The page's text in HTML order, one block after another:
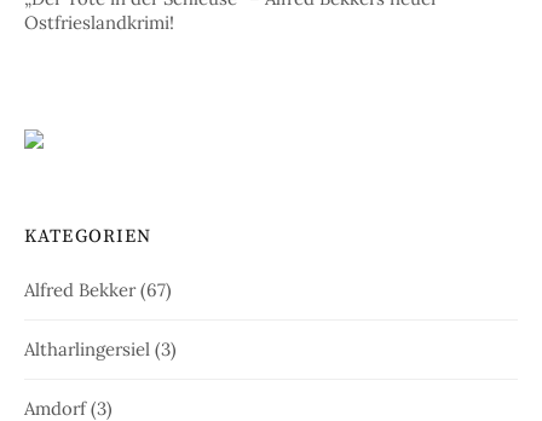
Ostfrieslandkrimi!
KATEGORIEN
Alfred Bekker(67)
Altharlingersiel (3)
Amdorf(3)